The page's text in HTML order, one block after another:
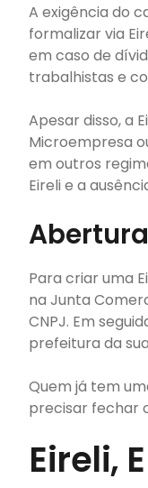
A exigência do
formalizar via
em caso de
trabalhistas e
Apesar disso, a
Microempresa
em outros
Eireli e a
Para criar uma
na Junta
CNPJ. Em
prefeitura da
Quem já tem
precisar fechar
Eireli,